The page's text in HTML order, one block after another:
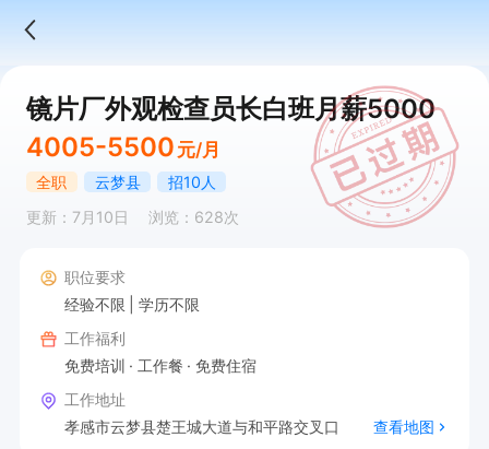
镜片厂外观检查员长白班月薪5000
4005-5500 元/月
全职 云梦县
招10人
更新：7月10日
浏览：628次
职位要求
经验不限
学历不限
工作福利
免费培训
工作餐
免费住宿
工作地址
孝感市云梦县楚王城大道与和平路交叉口
查看地图